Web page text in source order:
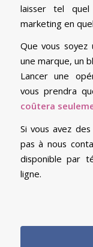
laisser tel quel
marketing en
Que vous soyez
une marque, un
Lancer une
vous prendra
coûtera
Si vous avez
pas à nous
disponible par
ligne.